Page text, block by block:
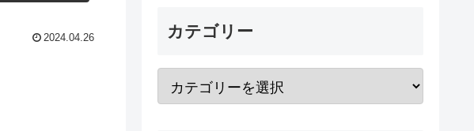
2024.04.26 カテゴリー